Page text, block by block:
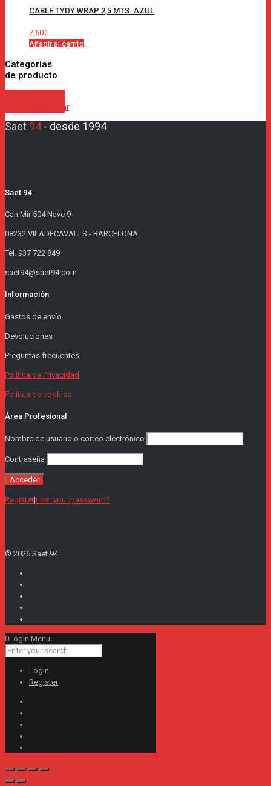
CABLE TYDY WRAP 2,5 MTS. AZUL
7,60€
Añadir al carrito
Categorías
de producto
categorizar
Saet 94- desde 1994
Saet 94
Can Mir 504 Nave 9
08232 VILADECAVALLS - BARCELONA
Tel. 937 722 849
saet94@saet94.com
Información
Gastos de envío
Devoluciones
Preguntas frecuentes
Política de Privacidad
Política de cookies
Área Profesional
Nombre de usuario o correo electrónico
Contraseña
Register|Lost your password?
© 2026 Saet 94
0Login Menu
Login
Register